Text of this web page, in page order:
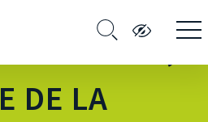
FISCALE,
DE LA